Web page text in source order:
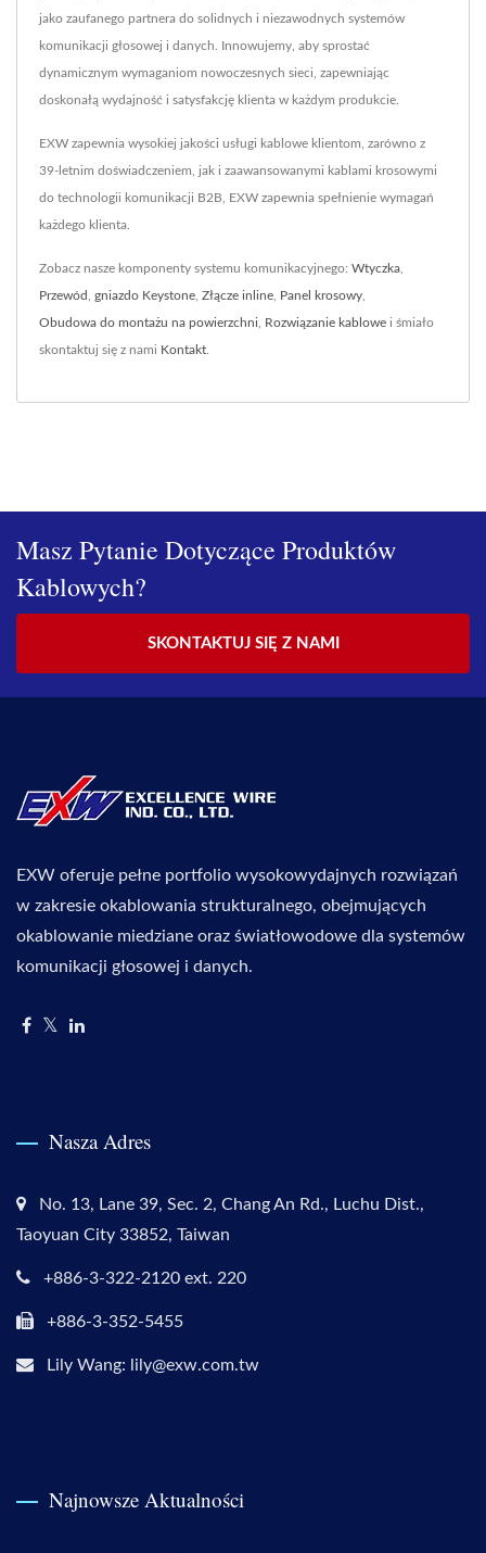
jako zaufanego partnera do solidnych i niezawodnych systemów
komunikacji głosowej i danych. Innowujemy, aby sprostać
dynamicznym wymaganiom nowoczesnych sieci, zapewniając
doskonałą wydajność i satysfakcję klienta w każdym produkcie.
EXW zapewnia wysokiej jakości usługi kablowe klientom, zarówno z
39-letnim doświadczeniem, jak i zaawansowanymi kablami krosowymi
do technologii komunikacji B2B, EXW zapewnia spełnienie wymagań
każdego klienta.
Zobacz nasze komponenty systemu komunikacyjnego: Wtyczka,
Przewód , gniazdo Keystone, Złącze inline, Panel krosowy,
Obudowa do montażu na powierzchni, Rozwiązanie kablowe i śmiało
skontaktuj się z nami Kontakt.
Masz Pytanie Dotyczące Produktów
Kablowych?
SKONTAKTUJ SIĘ Z NAMI
EXW oferuje pełne portfolio wysokowydajnych rozwiązań
w zakresie okablowania strukturalnego, obejmujących
okablowanie miedziane oraz światłowodowe dla systemów
komunikacji głosowej i danych.
Nasza Adres
No. 13, Lane 39, Sec. 2, Chang An Rd., Luchu Dist.,
Taoyuan City 33852, Taiwan
+886-3-322-2120 ext. 220
+886-3-352-5455
Lily Wang: lily@exw.com.tw
Najnowsze Aktualności